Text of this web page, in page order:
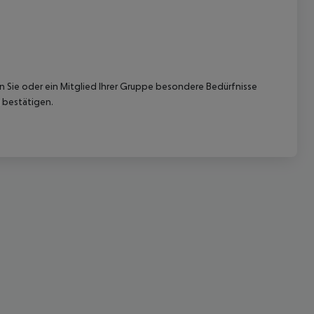
oder ein Mitglied Ihrer Gruppe besondere Bedürfnisse
bestätigen.